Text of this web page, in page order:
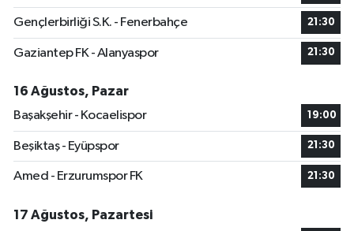
Gençlerbirliği S.K. - Fenerbahçe 21:30
Gaziantep FK - Alanyaspor 21:30
16 Ağustos, Pazar
Başakşehir - Kocaelispor
19:00
Beşiktaş - Eyüpspor 21:30
Amed - Erzurumspor FK 21:30
17 Ağustos, Pazartesi